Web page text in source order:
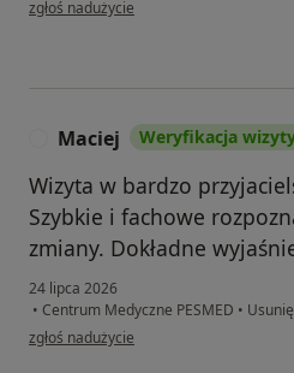
zgłoś nadużycie
Maciej Weryfikacja
Wizyta w bardzo
Szybkie i fachowe
zmiany. Dokładne
24 lipca 2026
• Centrum Medyczne PESMED •
w opinii użytkownika Maciej
zgłoś nadużycie